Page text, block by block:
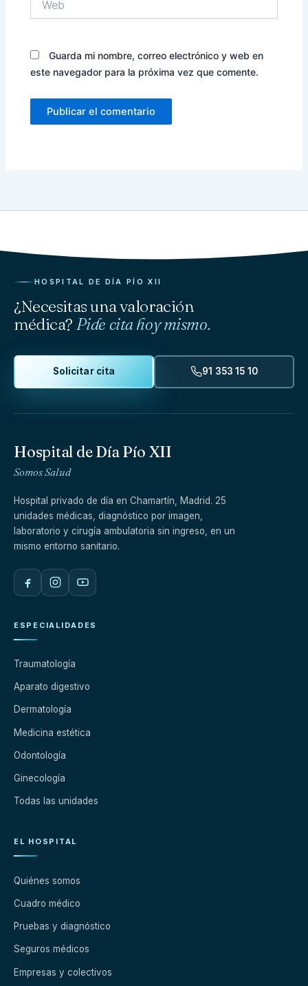
Guarda mi nombre, correo electrónico y web en
este navegador para la próxima vez que comente.
HOSPITAL DE DÍA PÍO XII
¿Necesitas una valoración
médica? Pide cita hoy mismo.
Solicitar cita 91 353 15 10
Hospital de Día Pío XII
Somos Salud
Hospital privado de día en Chamartín, Madrid. 25
unidades médicas, diagnóstico por imagen,
laboratorio y cirugía ambulatoria sin ingreso, en un
mismo entorno sanitario.
ESPECIALIDADES
Traumatología
Aparato digestivo
Dermatología
Medicina estética
Odontología
Ginecología
Todas las unidades
EL HOSPITAL
Quiénes somos
Cuadro médico
Pruebas y diagnóstico
Seguros médicos
Empresas y colectivos